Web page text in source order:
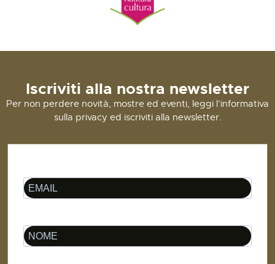
Iscriviti alla nostra newsletter
Per non perdere novità, mostre ed eventi, leggi l’informativa
sulla privacy ed iscriviti alla newsletter.